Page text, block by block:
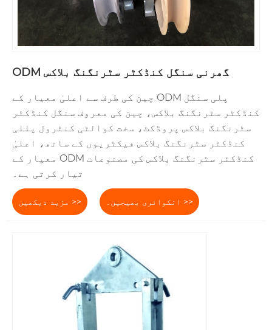
ODM گھرنی سنگل کنڈکٹر سٹرنگنگ بلاکس
چین کی طرف سے اعلیٰ معیار کے ODM پلی سنگل
کنڈکٹر سٹرنگنگ بلاکس، چین کی معروف سنگل کنڈکٹر
سٹرنگنگ بلاکس پروڈکٹ، سخت کوالٹی کنٹرول پللی
کنڈکٹر سٹرنگنگ بلاکس فیکٹریوں کے ساتھ، اعلیٰ
معیار کے ODM کنڈکٹر سٹرنگنگ بلاکس کی مصنوعات
تیار کرتی ہے۔
مزید دیکھیں >> انکوائری بھیجیں۔ >>